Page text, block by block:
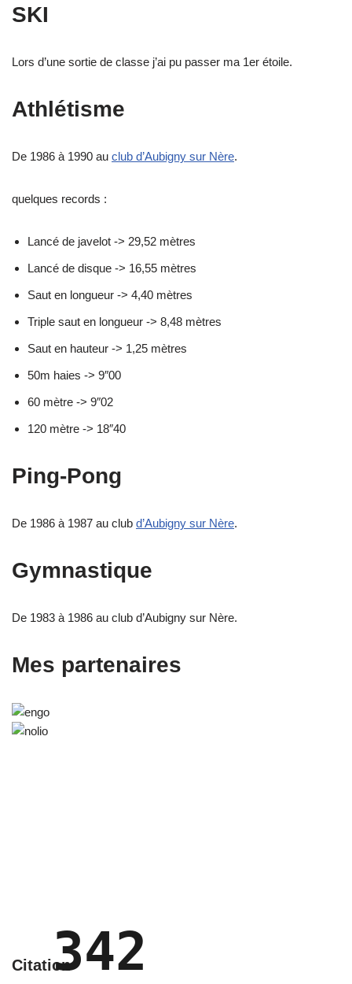
SKI
Lors d’une sortie de classe j’ai pu passer ma 1er étoile.
Athlétisme
De 1986 à 1990 au club d’Aubigny sur Nère.
quelques records :
Lancé de javelot -> 29,52 mètres
Lancé de disque -> 16,55 mètres
Saut en longueur -> 4,40 mètres
Triple saut en longueur -> 8,48 mètres
Saut en hauteur -> 1,25 mètres
50m haies -> 9″00
60 mètre -> 9″02
120 mètre -> 18″40
Ping-Pong
De 1986 à 1987 au club d’Aubigny sur Nère.
Gymnastique
De 1983 à 1986 au club d’Aubigny sur Nère.
Mes partenaires
Citation342